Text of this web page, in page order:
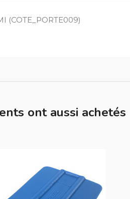
(COTE_PORTE009)
ont aussi achetés